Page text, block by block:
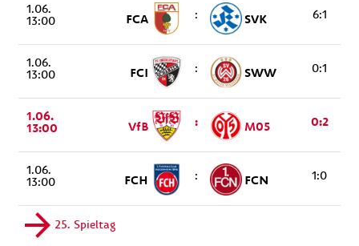
1.06.
13:00 FCA : SVK 6:1
1.06.
13:00 FCI : SWW 0:1
1.06.
13:00 VfB : M05 0:2
1.06.
13:00 FCH : FCN 1:0
25. Spieltag